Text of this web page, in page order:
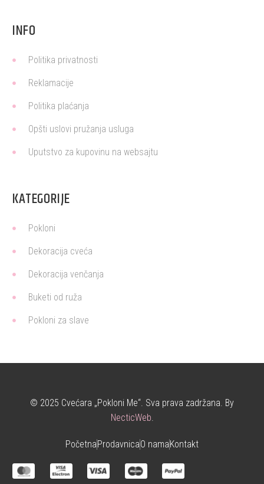
INFO
Politika privatnosti
Reklamacije
Politika plaćanja
Opšti uslovi pružanja usluga
Uputstvo za kupovinu na websajtu
KATEGORIJE
Pokloni
Dekoracija cveća
Dekoracija venčanja
Buketi od ruža
Pokloni za slave
© 2025 Cvećara „Pokloni Me“. Sva prava zadržana. By
NecticWeb.
PočetnaProdavnicaO namaKontakt